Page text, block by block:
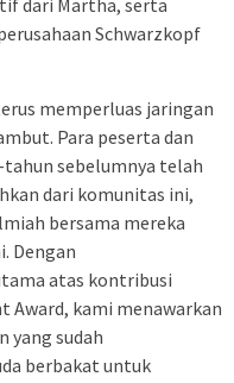
Schwarzkopf
memperluas jaringan
Para peserta dan
sebelumnya telah
dari komunitas ini,
bersama mereka
Dengan
atas kontribusi
Award, kami menawarkan
yang sudah
berbakat untuk